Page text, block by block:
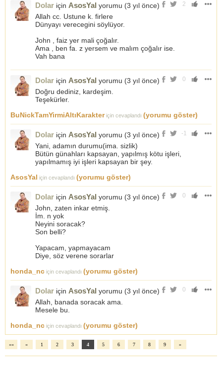
2
Dolar için AsosYal yorumu (3 yıl önce)
Allah cc. Ustune k. firlere
Dünyayı verecegini söylüyor.
John , faiz yer mali çoğalır.
Ama , ben fa. z yersem ve malım çoğalır ise.
Vah bana
0
Dolar için AsosYal yorumu (3 yıl önce)
Doğru dediniz, kardeşim.
Teşekürler.
BuNickTamYirmiAltıKarakteriçin cevaplandı (yorumu göster)
-1
Dolar için AsosYal yorumu (3 yıl önce)
Yani, adamın durumu(ima. sizlik)
Bütün günahları kapsayan, yapılmış kötu işleri,
yapılmamış iyi işleri kapsayan bir şey.
AsosYal için cevaplandı (yorumu göster)
0
Dolar için AsosYal yorumu (3 yıl önce)
John, zaten inkar etmiş.
İm. n yok
Neyini soracak?
Son belli?
Yapacam, yapmayacam
Diye, söz verene sorarlar
honda_nc için cevaplandı (yorumu göster)
0
Dolar için AsosYal yorumu (3 yıl önce)
Allah, banada soracak ama.
Mesele bu.
honda_nc için cevaplandı (yorumu göster)
«« « 1 2 3 4 5 6 7 8 9 »